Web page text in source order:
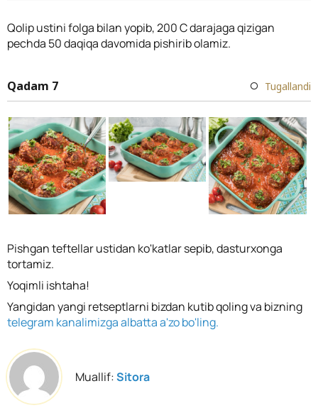
Qolip ustini folga bilan yopib, 200 C darajaga qizigan
pechda 50 daqiqa davomida pishirib olamiz.
Qadam 7 Tugallandi
Pishgan teftellar ustidan ko'katlar sepib, dasturxonga
tortamiz.
Yoqimli ishtaha!
Yangidan yangi retseptlarni bizdan kutib qoling va bizning
telegram kanalimizga albatta a'zo bo'ling.
Muallif:Sitora